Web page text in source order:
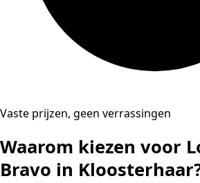
Vaste prijzen, geen verrassingen
Waarom kiezen voor
Bravo in